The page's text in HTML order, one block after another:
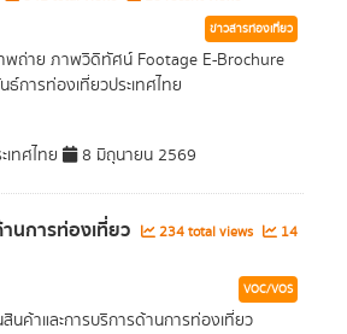
ข่าวสารท่องเที่ยว
พถ่าย ภาพวิดิทัศน์ Footage E-Brochure
ธ์การท่องเที่ยวประเทศไทย
เทศไทย 8 มิถุนายน 2569
นการท่องเที่ยว 234 total views
14
VOC/VOS
นค้าและการบริการด้านการท่องเที่ยว